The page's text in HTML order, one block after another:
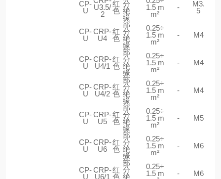
CP-
U
U3.5/
2
红
色
分
绝
缘
1.5 m
m²
-
M3.
5
CP-
U
CRP-
U4
红
色
部
分
绝
缘
0.25÷
1.5 m
m²
- M4
CP-
U
CRP-
U4/1
红
色
部
分
绝
缘
0.25÷
1.5 m
m²
- M4
CP-
U
CRP-
U4/2
红
色
部
分
绝
缘
0.25÷
1.5 m
m²
- M4
CP-
U
CRP-
U5
红
色
部
分
绝
缘
0.25÷
1.5 m
m²
- M5
CP-
U
CRP-
U6
红
色
部
分
绝
缘
0.25÷
1.5 m
m²
- M6
CP-
U
CRP-
U6/1
红
色
部
分
绝
0.25÷
1.5 m
- M6